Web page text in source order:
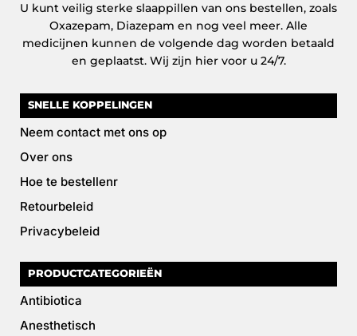
U kunt veilig sterke slaappillen van ons bestellen, zoals
Oxazepam, Diazepam en nog veel meer. Alle
medicijnen kunnen de volgende dag worden betaald
en geplaatst. Wij zijn hier voor u 24/7.
SNELLE KOPPELINGEN
Neem contact met ons op
Over ons
Hoe te bestellenr
Retourbeleid
Privacybeleid
PRODUCTCATEGORIEËN
Antibiotica
Anesthetisch